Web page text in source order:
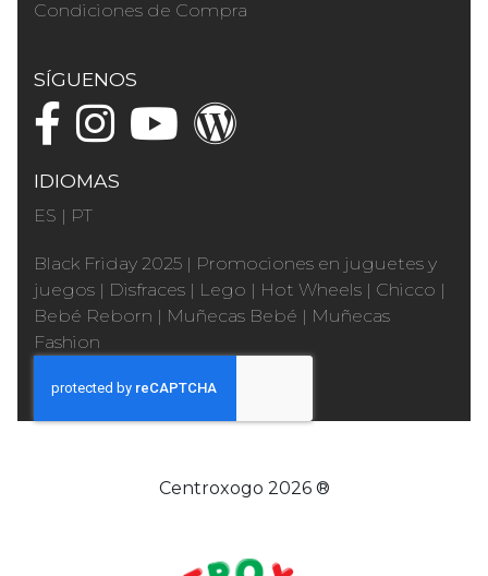
Condiciones de Compra
SÍGUENOS
IDIOMAS
ES | PT
Black Friday 2025 | Promociones en juguetes y
juegos | Disfraces | Lego | Hot Wheels | Chicco |
Bebé Reborn | Muñecas Bebé | Muñecas
Fashion
Centroxogo 2026 ®